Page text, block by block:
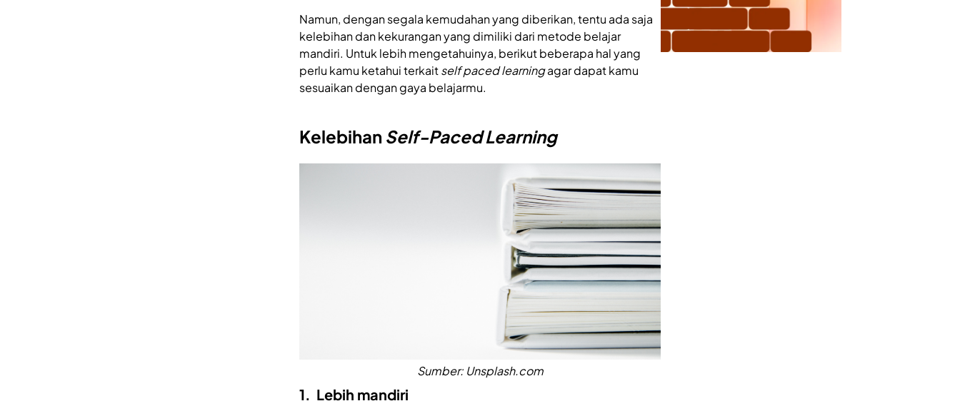
Namun, dengan segala kemudahan yang diberikan, tentu ada saja
kelebihan dan kekurangan yang dimiliki dari metode belajar
mandiri. Untuk lebih mengetahuinya, berikut beberapa hal yang
perlu kamu ketahui terkaitself paced learningagar dapat kamu
sesuaikan dengan gaya belajarmu.
Kelebihan Self-Paced Learning
Sumber: Unsplash.com
1. Lebih mandiri